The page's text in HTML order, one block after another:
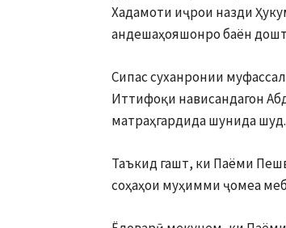
Хадамоти иҷрои назди
андешаҳояшонро баён
Сипас суханронии
Иттифоқи нависандагон
матраҳгардида шунида шуд.
Таъкид гашт, ки Паёми
соҳаҳои муҳимми ҷомеа